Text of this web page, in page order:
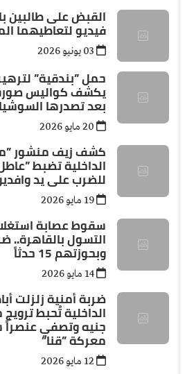
القبض على طالبين
فيديو لتعاطيهما
حمل ”بندقية”
يكشف كواليس
بعد تصدرها
كشف زيف منشور
الداخلية تضبط
للضرب على يد
سقوط عصابة
وبحوزتهم 15 حدثاً
ضربة أمنية زلزلت
جنيه وتصفي
معركة ”قنا”